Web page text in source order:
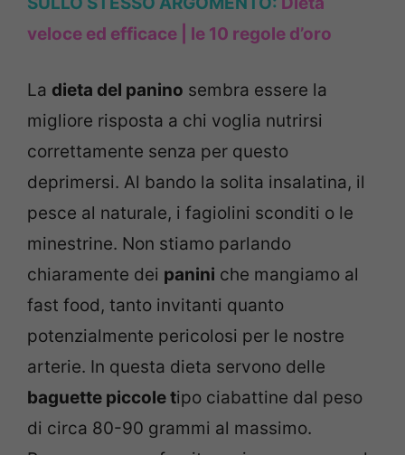
veloce ed efficace | le 10 regole d’oro
La dieta del panino sembra essere la
migliore risposta a chi voglia nutrirsi
correttamente senza per questo
deprimersi. Al bando la solita insalatina, il
pesce al naturale, i fagiolini sconditi o le
minestrine. Non stiamo parlando
chiaramente dei panini che mangiamo al
fast food, tanto invitanti quanto
potenzialmente pericolosi per le nostre
arterie. In questa dieta servono delle
baguette piccole tipo ciabattine dal peso
di circa 80-90 grammi al massimo.